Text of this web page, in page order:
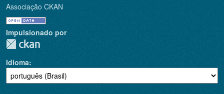
Associação CKAN
Impulsionado por
Idioma